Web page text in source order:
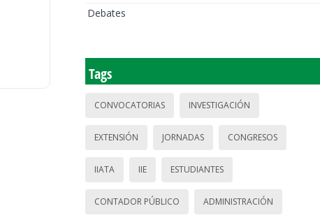
Debates
Tags
CONVOCATORIAS INVESTIGACIÓN
EXTENSIÓN JORNADAS CONGRESOS
IIATA IIE ESTUDIANTES
CONTADOR PÚBLICO ADMINISTRACIÓN